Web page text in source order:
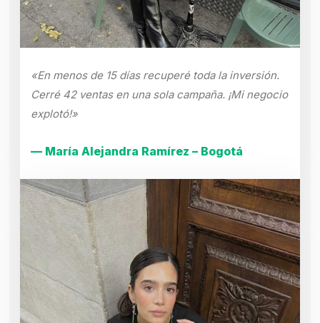
«En menos de 15 días recuperé toda la inversión.
Cerré 42 ventas en una sola campaña. ¡Mi negocio
explotó!»
— María Alejandra Ramírez – Bogotá